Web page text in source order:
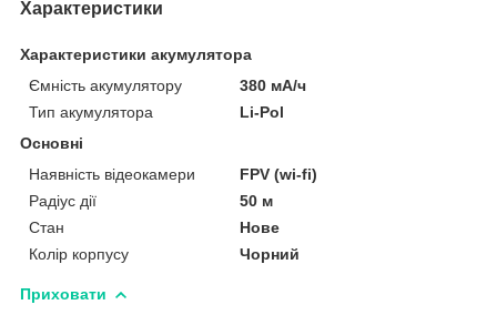
Характеристики
Характеристики акумулятора
Ємність акумулятору
380 мА/ч
Тип акумулятора
Li-Pol
Основні
Наявність відеокамери
FPV (wi-fi)
Радіус дії
50 м
Стан
Нове
Колір корпусу
Чорний
Приховати